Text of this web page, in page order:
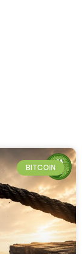
BITCOIN